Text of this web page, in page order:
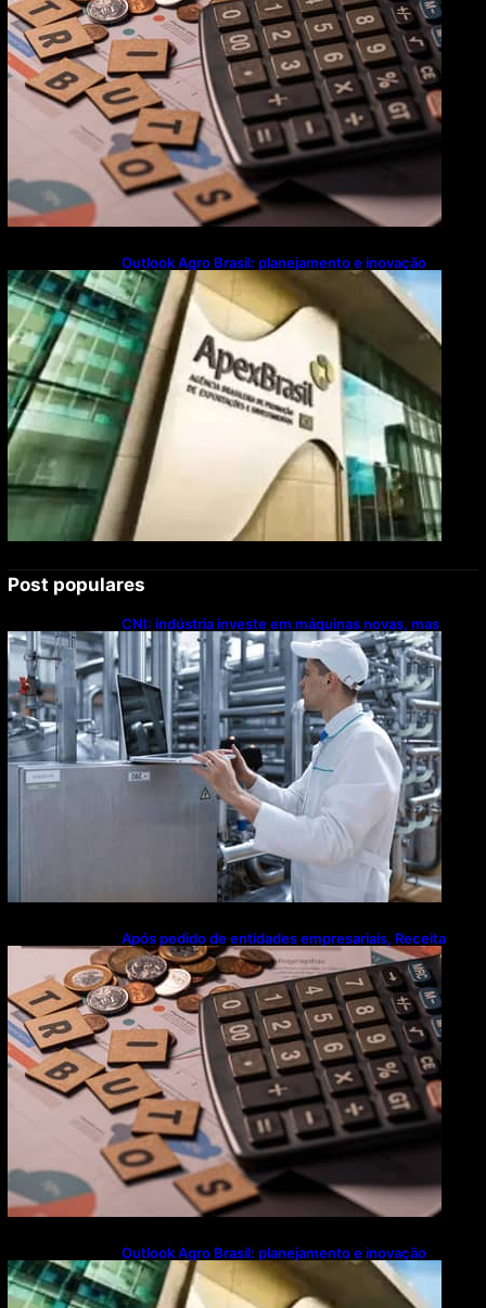
Outlook Agro Brasil: planejamento e inovação
pautam debates sobre futuro do agronegócio
Post populares
CNI: indústria investe em máquinas novas, mas
modernização tecnológica avança lentamente
Após pedido de entidades empresariais, Receita
flexibiliza regras da Reforma Tributária
Outlook Agro Brasil: planejamento e inovação
pautam debates sobre futuro do agronegócio